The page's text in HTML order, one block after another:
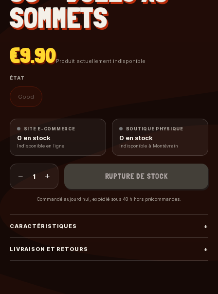
SOMMETS
€9.90Produit actuellement indisponible
ÉTAT
Good
SITE E-COMMERCE
0 en stock
Indisponible en ligne
BOUTIQUE PHYSIQUE
0 en stock
Indisponible à Montévrain
− 1 + RUPTURE DE STOCK
Commandé aujourd’hui, expédié sous 48 h hors précommandes.
CARACTÉRISTIQUES +
LIVRAISON ET RETOURS +